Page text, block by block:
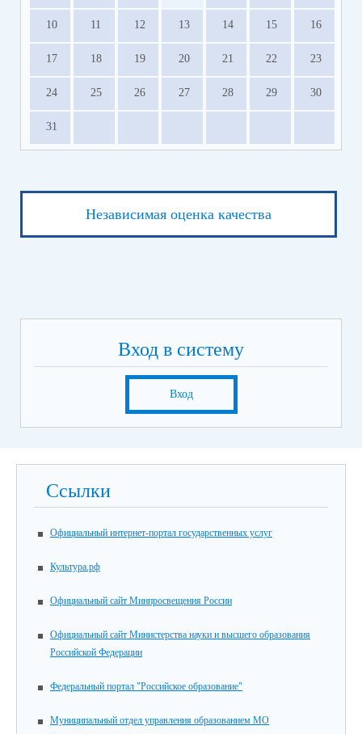
10 11 12 13 14 15 16
17 18 19 20 21 22 23
24 25 26 27 28 29 30
31
Независимая оценка качества
Вход в систему
Вход
Ссылки
Официальный интернет-портал государственных услуг
Культура.рф
Официальный сайт Минпросвещения России
Официальный сайт Министерства науки и высшего образования
Российской Федерации
Федеральный портал "Российское образование"
Муниципальный отдел управления образованием МО